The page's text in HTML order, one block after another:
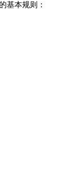
基本规则：